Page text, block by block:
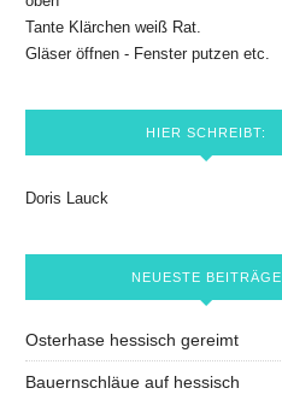
Tante Klärchen weiß Rat.
Gläser öffnen - Fenster putzen etc.
HIER SCHREIBT:
Doris Lauck
NEUESTE BEITRÄGE
Osterhase hessisch gereimt
Bauernschläue auf hessisch